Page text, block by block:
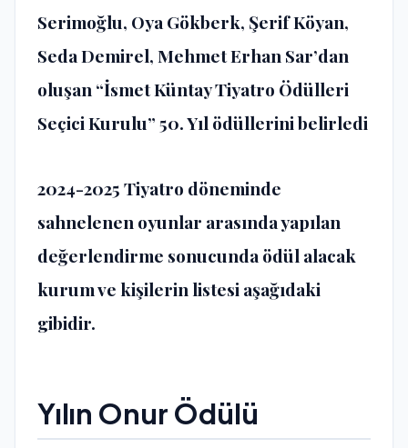
Serimoğlu, Oya Gökberk, Şerif Köyan,
Seda Demirel, Mehmet Erhan Sar’dan
oluşan “İsmet Küntay Tiyatro Ödülleri
Seçici Kurulu” 50. Yıl ödüllerini belirledi
2024-2025 Tiyatro döneminde
sahnelenen oyunlar arasında yapılan
değerlendirme sonucunda ödül alacak
kurum ve kişilerin listesi aşağıdaki
gibidir.
Yılın Onur Ödülü